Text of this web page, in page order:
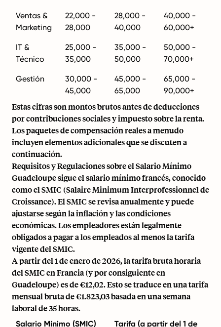
Ventas &
Marketing
22,000 -
28,000
28,000 -
40,000
40,000 -
60,000+
IT &
Técnico
25,000 -
35,000
35,000 -
50,000
50,000 -
70,000+
Gestión
30,000 -
45,000
45,000 -
65,000
65,000 -
90,000+
Estas cifras son montos brutos antes de deducciones
por contribuciones sociales y impuesto sobre la renta.
Los paquetes de compensación reales a menudo
incluyen elementos adicionales que se discuten a
continuación.
Requisitos y Regulaciones sobre el Salario Mínimo
Guadeloupe sigue el salario mínimo francés, conocido
como el SMIC (Salaire Minimum Interprofessionnel de
Croissance). El SMIC se revisa anualmente y puede
ajustarse según la inflación y las condiciones
económicas. Los empleadores están legalmente
obligados a pagar a los empleados al menos la tarifa
vigente del SMIC.
A partir del 1 de enero de 2026, la tarifa bruta horaria
del SMIC en Francia (y por consiguiente en
Guadeloupe) es de €12,02. Esto se traduce en una tarifa
mensual bruta de €1.823,03 basada en una semana
laboral de 35 horas.
Salario Mínimo (SMIC) Tarifa (a partir del 1 de